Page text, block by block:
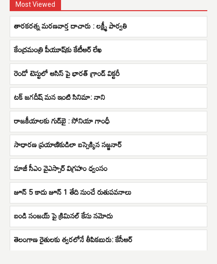
Most Viewed
తారకరత్న మరణవార్త దాచారు : లక్ష్మీ పార్వతి
కేంద్రమంత్రి పీయూష్​కు కేటీఆర్​ లేఖ
రెండో టెస్టులో ఆసిస్ పై భారత్ గ్రాండ్ విక్టరీ
టక్ జగదీష్ మన ఇంటి సినిమా: నాని
రాజకీయాలకు గుడ్‌బై : సోనియా గాంధీ
సాధారణ ప్రయాణికుడిలా బస్సెక్కిన సజ్జనార్
మాజీ సీఎం వైఎస్సార్ విగ్రహం ధ్వంసం
జూన్ 5 కాదు జూన్ 1 తేది నుంచే రుతుపవనాలు
బండి సంజయ్ పై క్రిమినల్ కేసు నమోదు
తెలంగాణ రైతులకు త్వరలోనే తీపికబురు: కేసీఆర్‌